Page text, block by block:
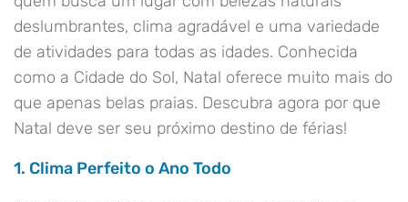
deslumbrantes, clima agradável e uma variedade
de atividades para todas as idades. Conhecida
como a Cidade do Sol, Natal oferece muito mais do
que apenas belas praias. Descubra agora por que
Natal deve ser seu próximo destino de férias!
1. Clima Perfeito o Ano Todo